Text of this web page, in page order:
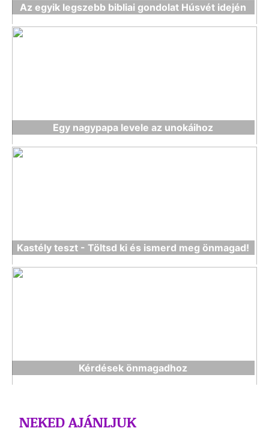
Az egyik legszebb bibliai gondolat Húsvét idején
Egy nagypapa levele az unokáihoz
Kastély teszt - Töltsd ki és ismerd meg önmagad!
Kérdések önmagadhoz
NEKED AJÁNLJUK